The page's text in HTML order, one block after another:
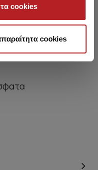
cookies
cookies
με πλαϊνά δεσίματα
11,95 €